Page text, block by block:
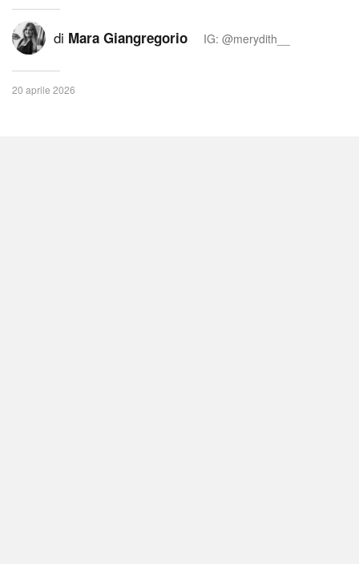
di Mara Giangregorio IG: @merydith__
20 aprile 2026